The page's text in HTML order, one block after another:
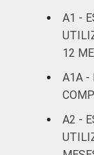
A1 -
12
A1A -
A2 -